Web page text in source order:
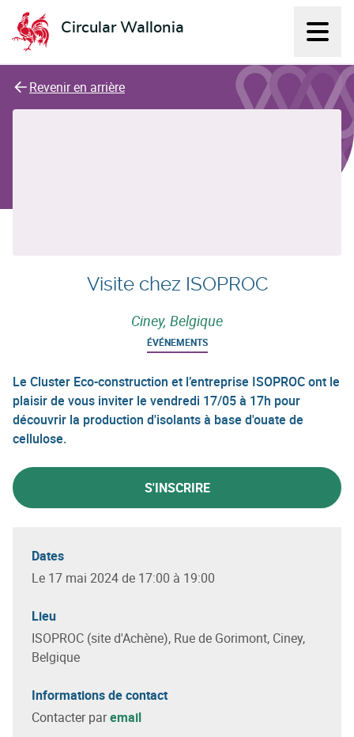
Circular Wallonia
L'économie circulaire
Revenir en arrière
Visite chez ISOPROC
Ciney, Belgique
ÉVÉNEMENTS
Le Cluster Eco-construction et l’entreprise ISOPROC ont le
plaisir de vous inviter le vendredi 17/05 à 17h pour
découvrir la production d'isolants à base d'ouate de
cellulose.
S'INSCRIRE
Dates
Le 17 mai 2024 de 17:00 à 19:00
Lieu
ISOPROC (site d'Achène), Rue de Gorimont, Ciney,
Belgique
Informations de contact
Contacter paremail